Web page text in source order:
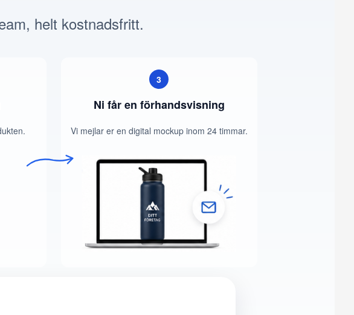
helt kostnadsfritt.
3
Ni får en förhandsvisning
Vi mejlar er en digital mockup inom 24 timmar.